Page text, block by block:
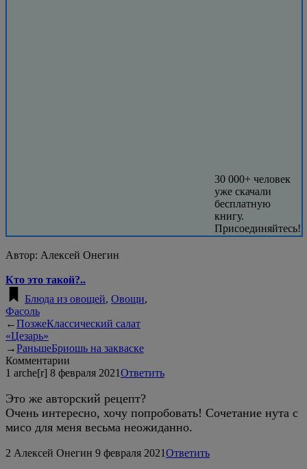
30 000+ человек
уже скачали
бесплатную
книгу.
Присоединяйтесь!
Автор: Алексей Онегин
Кто это такой?..
Блюда из овощей, Овощи,
Фасоль
←ПозжеКлассический салат
«Цезарь»
→РаньшеБриошь на закваске
Комментарии
1 arche[r] 8 февраля 2021Ответить
Это же авторский рецепт?
Очень интересно, хочу попробовать! Сочетание нута с
мисо для меня весьма неожиданно.
2 Алексей Онегин 9 февраля 2021Ответить